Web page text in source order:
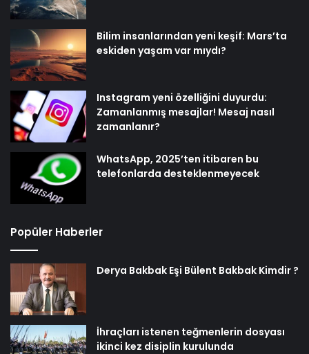
Bilim insanlarından yeni keşif: Mars’ta
eskiden yaşam var mıydı?
Instagram yeni özelliğini duyurdu:
Zamanlanmış mesajlar! Mesaj nasıl
zamanlanır?
WhatsApp, 2025’ten itibaren bu
telefonlarda desteklenmeyecek
Popüler Haberler
Derya Bakbak Eşi Bülent Bakbak Kimdir ?
İhraçları istenen teğmenlerin dosyası
ikinci kez disiplin kurulunda